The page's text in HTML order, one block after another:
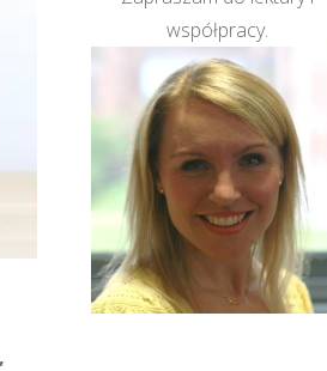
współpracy.